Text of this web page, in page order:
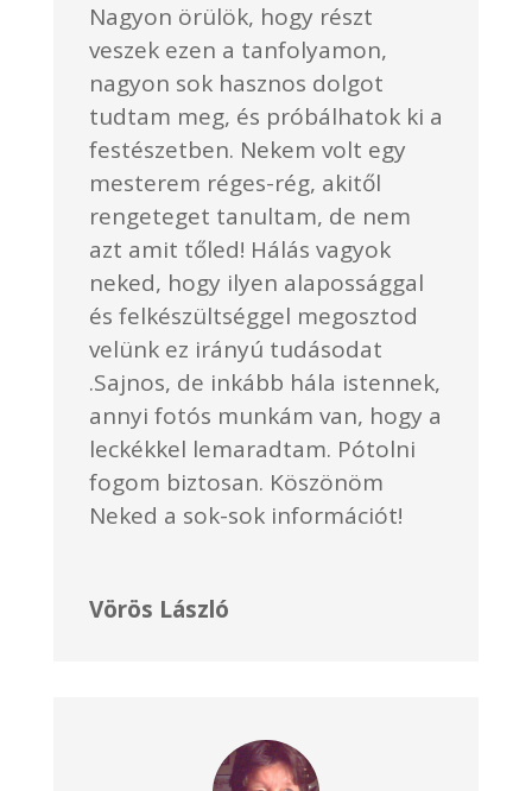
Nagyon örülök, hogy részt
veszek ezen a tanfolyamon,
nagyon sok hasznos dolgot
tudtam meg, és próbálhatok ki a
festészetben. Nekem volt egy
mesterem réges-rég, akitől
rengeteget tanultam, de nem
azt amit tőled! Hálás vagyok
neked, hogy ilyen alapossággal
és felkészültséggel megosztod
velünk ez irányú tudásodat
.Sajnos, de inkább hála istennek,
annyi fotós munkám van, hogy a
leckékkel lemaradtam. Pótolni
fogom biztosan. Köszönöm
Neked a sok-sok információt!
Vörös László